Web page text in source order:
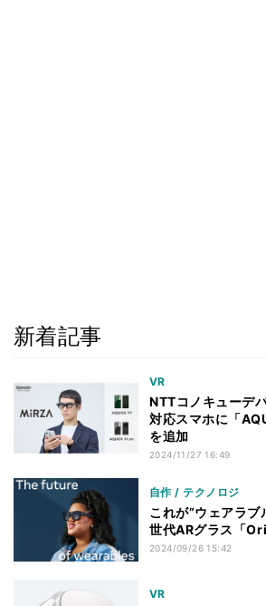
新着記事
VR
NTTコノキューデ
対応スマホに「
を追加
2024/11/27 16:49
自作 / テクノロジ
これが”ウェアラ
世代ARグラス「
2024/09/26 15:42
VR